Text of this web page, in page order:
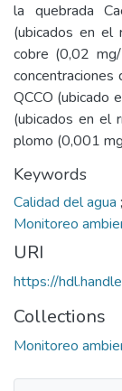
la quebrada
(ubicados en el
cobre (0,02
QCCO (ubicado
(ubicados en el
plomo (0,001
Keywords
Calidad del agua ;
Monitoreo
URI
https://
Collections
Monitoreo